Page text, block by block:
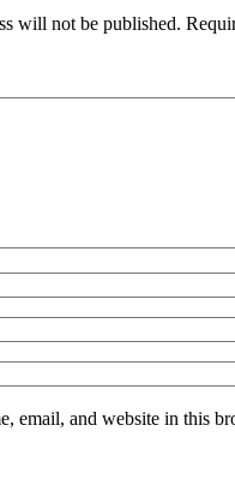
will not be published.
email, and website in this